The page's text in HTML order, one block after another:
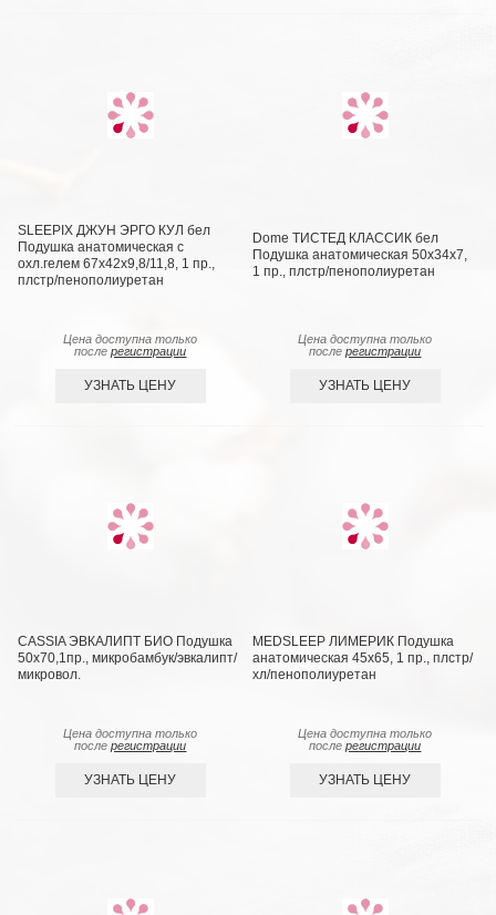
SLEEPIX ДЖУН ЭРГО КУЛ бел
Подушка анатомическая с
охл.гелем 67x42x9,8/11,8, 1 пр.,
плстр/пенополиуретан
Цена доступна только
послерегистрации
УЗНАТЬ ЦЕНУ
Dome ТИСТЕД КЛАССИК бел
Подушка анатомическая 50х34х7,
1 пр., плстр/пенополиуретан
Цена доступна только
послерегистрации
УЗНАТЬ ЦЕНУ
CASSIA ЭВКАЛИПТ БИО Подушка
50х70,1пр., микробамбук/эвкалипт/
микровол.
Цена доступна только
послерегистрации
УЗНАТЬ ЦЕНУ
MEDSLEEP ЛИМЕРИК Подушка
анатомическая 45х65, 1 пр., плстр/
хл/пенополиуретан
Цена доступна только
послерегистрации
УЗНАТЬ ЦЕНУ